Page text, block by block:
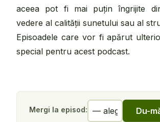
aceea pot fi mai puțin îngrijite
vedere al calității sunetului sau al
Episoadele care vor fi apărut
special pentru acest podcast.
Mergi la episod: Du-